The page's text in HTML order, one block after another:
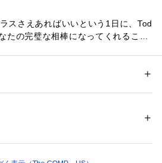
スさえあればいいという1日に、Tod
の完璧な相棒になってくれること
能です。